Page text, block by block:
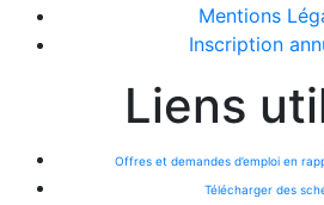
Mentions
Inscription
Liens
Offres et demandes d’emploi en
Télécharger des